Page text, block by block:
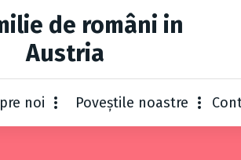
de români in
Austria
noi Poveștile noastre